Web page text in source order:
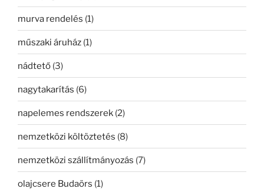
murva rendelés (1)
műszaki áruház (1)
nádtető (3)
nagytakarítás (6)
napelemes rendszerek (2)
nemzetközi költöztetés (8)
nemzetközi szállítmányozás (7)
olajcsere Budaörs (1)